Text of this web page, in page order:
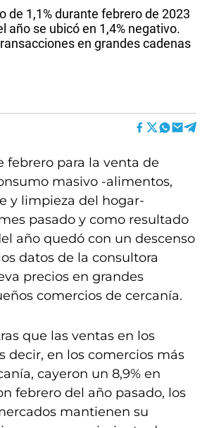
de 1,1% durante febrero de 2023
año se ubicó en 1,4% negativo.
en grandes cadenas
febrero para la venta de
masivo -alimentos,
y limpieza del hogar-
pasado y como resultado
año quedó con un descenso
datos de la consultora
precios en grandes
comercios de cercanía.
que las ventas en los
decir, en los comercios más
cayeron un 8,9% en
febrero del año pasado, los
mantienen su